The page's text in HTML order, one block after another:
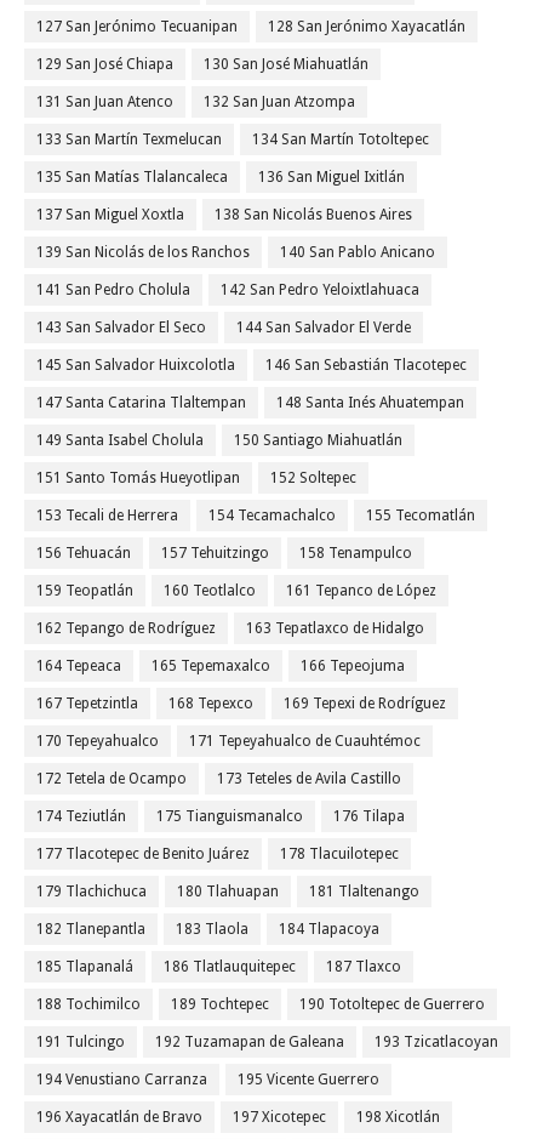
127 San Jerónimo Tecuanipan 128 San Jerónimo Xayacatlán
129 San José Chiapa 130 San José Miahuatlán
131 San Juan Atenco 132 San Juan Atzompa
133 San Martín Texmelucan 134 San Martín Totoltepec
135 San Matías Tlalancaleca 136 San Miguel Ixitlán
137 San Miguel Xoxtla 138 San Nicolás Buenos Aires
139 San Nicolás de los Ranchos 140 San Pablo Anicano
141 San Pedro Cholula 142 San Pedro Yeloixtlahuaca
143 San Salvador El Seco 144 San Salvador El Verde
145 San Salvador Huixcolotla 146 San Sebastián Tlacotepec
147 Santa Catarina Tlaltempan 148 Santa Inés Ahuatempan
149 Santa Isabel Cholula 150 Santiago Miahuatlán
151 Santo Tomás Hueyotlipan 152 Soltepec
153 Tecali de Herrera 154 Tecamachalco 155 Tecomatlán
156 Tehuacán 157 Tehuitzingo 158 Tenampulco
159 Teopatlán 160 Teotlalco 161 Tepanco de López
162 Tepango de Rodríguez 163 Tepatlaxco de Hidalgo
164 Tepeaca 165 Tepemaxalco 166 Tepeojuma
167 Tepetzintla 168 Tepexco 169 Tepexi de Rodríguez
170 Tepeyahualco 171 Tepeyahualco de Cuauhtémoc
172 Tetela de Ocampo 173 Teteles de Avila Castillo
174 Teziutlán 175 Tianguismanalco 176 Tilapa
177 Tlacotepec de Benito Juárez 178 Tlacuilotepec
179 Tlachichuca 180 Tlahuapan 181 Tlaltenango
182 Tlanepantla 183 Tlaola 184 Tlapacoya
185 Tlapanalá 186 Tlatlauquitepec 187 Tlaxco
188 Tochimilco 189 Tochtepec 190 Totoltepec de Guerrero
191 Tulcingo 192 Tuzamapan de Galeana 193 Tzicatlacoyan
194 Venustiano Carranza 195 Vicente Guerrero
196 Xayacatlán de Bravo 197 Xicotepec 198 Xicotlán